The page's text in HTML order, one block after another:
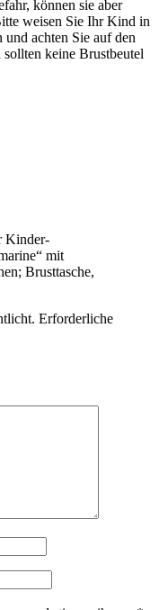
können sie aber
weisen Sie Ihr Kind in
und achten Sie auf den
keine Brustbeutel
Kinder-
mit
Brusttasche,
Erforderliche